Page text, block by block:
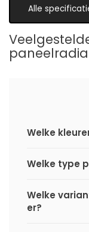
Alle
Welke
Welke type
Welke
er?